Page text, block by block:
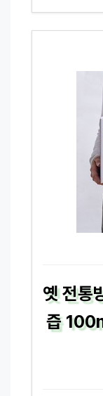
옛 전통
즙